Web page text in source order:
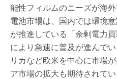
能性フィルムのニーズが海
電池市場は、国内では環境
が推進している「余剰電力
により急速に普及が進んで
リカなど欧米を中心に市場
ア市場の拡大も期待されて